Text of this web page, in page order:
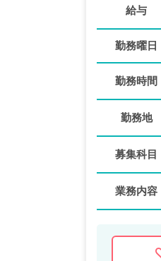
給与
勤務曜日
勤務時間
勤務地
募集科目
業務内容